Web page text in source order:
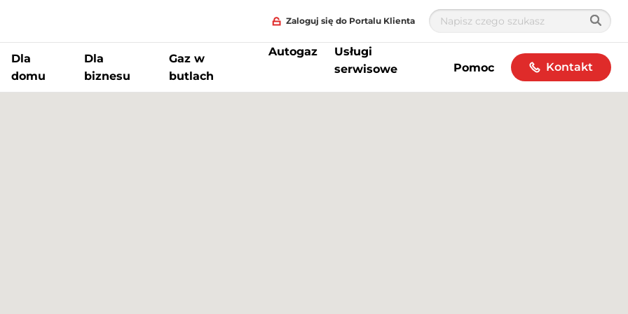
Zaloguj się do Portalu Klienta
Dla
domu
Dla
biznesu
Gaz w
butlach
Autogaz
Usługi
serwisowe
Pomoc Kontakt